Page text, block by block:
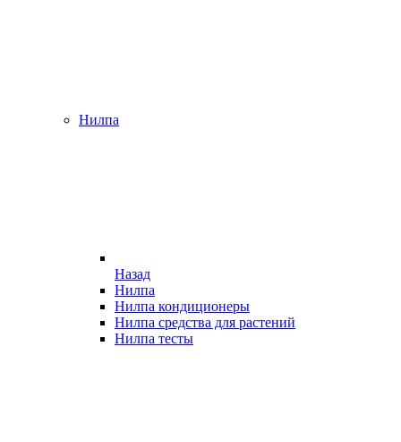
Нилпа
Назад
Нилпа
Нилпа кондиционеры
Нилпа средства для растений
Нилпа тесты